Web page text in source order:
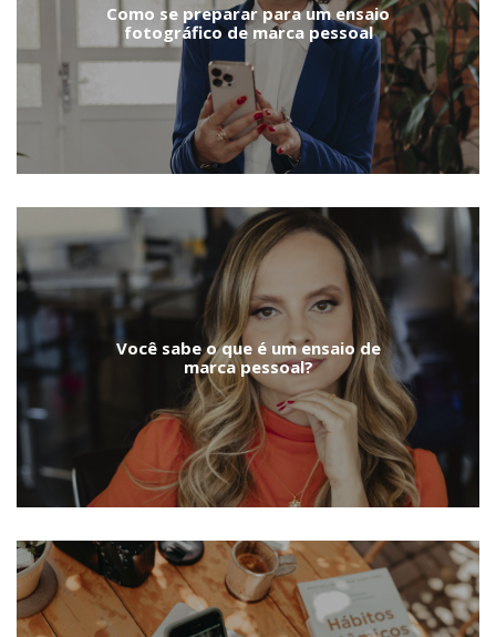
Como se preparar para um ensaio
fotográfico de marca pessoal
Você sabe o que é um ensaio de
marca pessoal?